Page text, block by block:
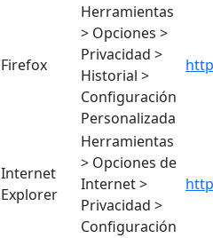
Firefox
Herramientas
> Opciones >
Privacidad >
Historial >
Configuración
Personalizada
Internet
Explorer
Herramientas
> Opciones de
Internet >
Privacidad >
Configuración